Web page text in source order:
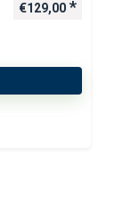
€129,00